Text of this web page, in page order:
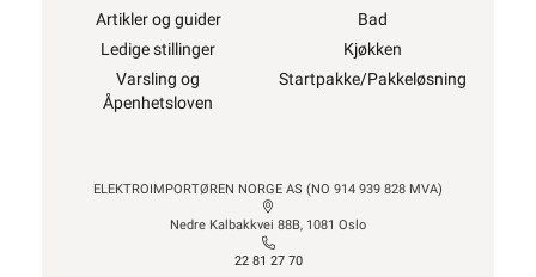
Artikler og guider
Ledige stillinger
Varsling og
Åpenhetsloven
Bad
Kjøkken
Startpakke/Pakkeløsning
ELEKTROIMPORTØREN NORGE AS (NO 914 939 828 MVA)
Nedre Kalbakkvei 88B, 1081 Oslo
22 81 27 70